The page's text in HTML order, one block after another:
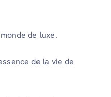
de luxe.
de la vie de